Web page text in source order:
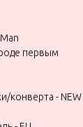
первым
конверта - NEW